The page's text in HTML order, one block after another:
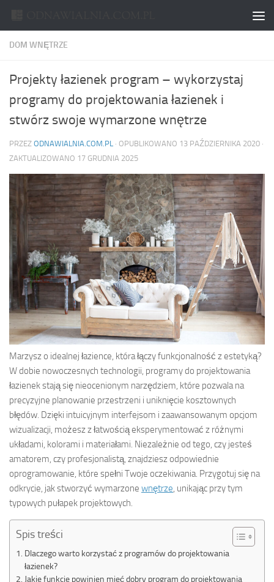
DOM WNĘTRZE
Projekty łazienek program – wykorzystaj
programy do projektowania łazienek i
stwórz swoje wymarzone wnętrze
PRZEZ ODNAWIALNIA.COM.PL · OPUBLIKOWANO 13 PAŹDZIERNIKA 2020 ·
ZAKTUALIZOWANO 17 GRUDNIA 2025
Marzysz o idealnej łazience, która łączy funkcjonalność z estetyką?
W dobie nowoczesnych technologii, programy do projektowania
łazienek stają się nieocenionym narzędziem, które pozwala na
precyzyjne planowanie przestrzeni i uniknięcie kosztownych
błędów. Dzięki intuicyjnym interfejsom i zaawansowanym opcjom
wizualizacji, możesz z łatwością eksperymentować z różnymi
układami, kolorami i materiałami. Niezależnie od tego, czy jesteś
amatorem, czy profesjonalistą, znajdziesz odpowiednie
oprogramowanie, które spełni Twoje oczekiwania. Przygotuj się na
odkrycie, jak stworzyć wymarzone wnętrze, unikając przy tym
typowych pułapek projektowych.
Spis treści
Dlaczego warto korzystać z programów do projektowania
łazienek?
Jakie funkcje powinien mieć dobry program do projektowania